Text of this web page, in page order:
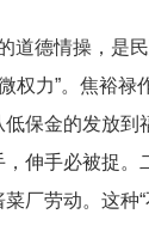
道德情操，是
权力”。焦裕
保金的发放
伸手必被捉。
厂劳动。这种